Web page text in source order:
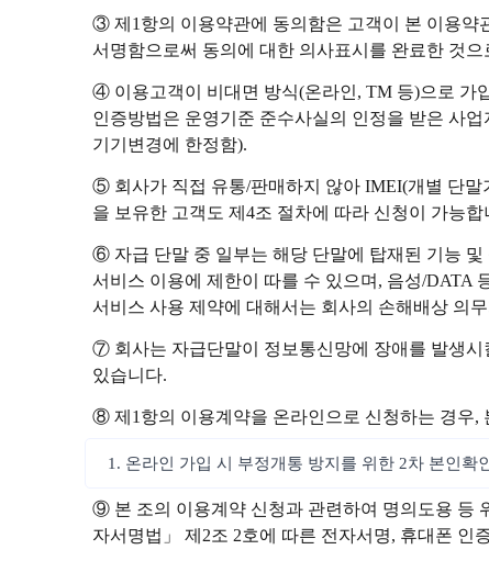
③ 제1항의 이용약관에 동의함은 고객이 본 이용약
서명함으로써 동의에 대한 의사표시를 완료한 것으
④ 이용고객이 비대면 방식(온라인, TM 등)으로 가
인증방법은 운영기준 준수사실의 인정을 받은 사
기기변경에 한정함).
⑤ 회사가 직접 유통/판매하지 않아 IMEI(개별 단말
을 보유한 고객도 제4조 절차에 따라 신청이 가능합
⑥ 자급 단말 중 일부는 해당 단말에 탑재된 기능 및
서비스 이용에 제한이 따를 수 있으며, 음성/DATA
서비스 사용 제약에 대해서는 회사의 손해배상 의
⑦ 회사는 자급단말이 정보통신망에 장애를 발생
있습니다.
⑧ 제1항의 이용계약을 온라인으로 신청하는 경우,
1. 온라인 가입 시 부정개통 방지를 위한 2차 본인
⑨ 본 조의 이용계약 신청과 관련하여 명의도용 등
자서명법」 제2조 2호에 따른 전자서명, 휴대폰 인